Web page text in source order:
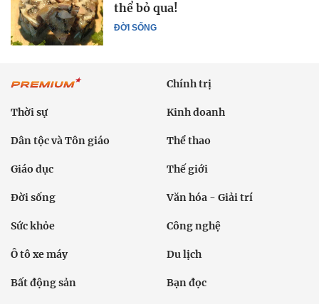
ĐỜI SỐNG
thể bỏ qua!
Chính trị
Thời sự Kinh doanh
Dân tộc và Tôn giáo Thể thao
Giáo dục Thế giới
Đời sống Văn hóa - Giải trí
Sức khỏe Công nghệ
Ô tô xe máy Du lịch
Bất động sản Bạn đọc